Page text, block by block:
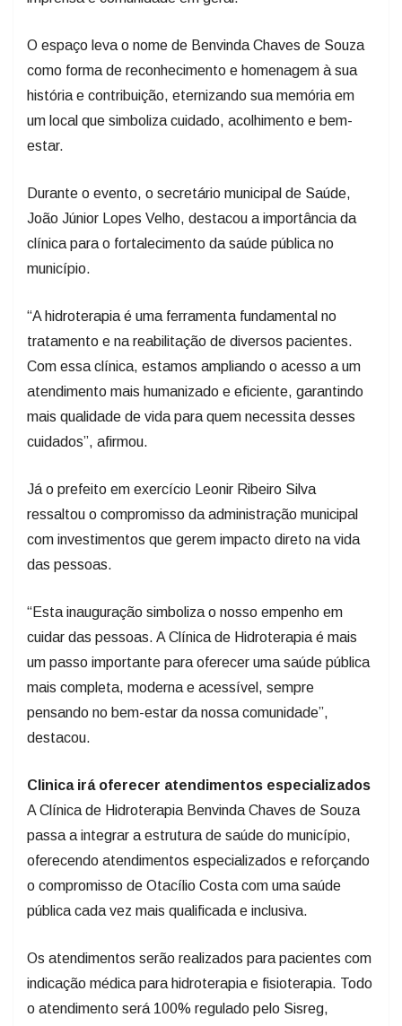
como forma de reconhecimento e homenagem à sua
história e contribuição, eternizando sua memória em
um local que simboliza cuidado, acolhimento e bem-
estar.
João Júnior Lopes Velho, destacou a importância da
clínica para o fortalecimento da saúde pública no
município.
tratamento e na reabilitação de diversos pacientes.
Com essa clínica, estamos ampliando o acesso a um
atendimento mais humanizado e eficiente, garantindo
mais qualidade de vida para quem necessita desses
cuidados”, afirmou.
ressaltou o compromisso da administração municipal
com investimentos que gerem impacto direto na vida
das pessoas.
cuidar das pessoas. A Clínica de Hidroterapia é mais
um passo importante para oferecer uma saúde pública
mais completa, moderna e acessível, sempre
pensando no bem-estar da nossa comunidade”,
destacou.
A Clínica de Hidroterapia Benvinda Chaves de Souza
passa a integrar a estrutura de saúde do município,
oferecendo atendimentos especializados e reforçando
o compromisso de Otacílio Costa com uma saúde
pública cada vez mais qualificada e inclusiva.
indicação médica para hidroterapia e fisioterapia. Todo
o atendimento será 100% regulado pelo Sisreg,
garantindo organização e equidade no acesso.